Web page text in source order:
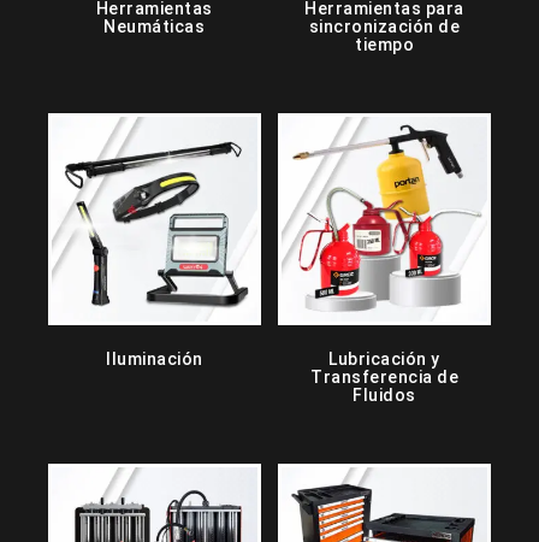
Herramientas
Neumáticas
Herramientas para
sincronización de
tiempo
Iluminación
Lubricación y
Transferencia de
Fluidos